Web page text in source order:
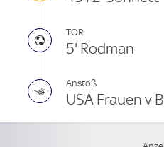
TOR
5' Rodman
Anstoß
USA Frauen v